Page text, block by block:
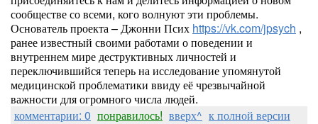
сообществе со всеми, кого волнуют эти проблемы.
Основатель проекта – Джонни Псих https://vk.com/jpsych ,
ранее известный своими работами о поведении и
внутреннем мире деструктивных личностей и
переключившийся теперь на исследование упомянутой
медицинской проблематики ввиду её чрезвычайной
важности для огромного числа людей.
комментарии: 0 понравилось! вверх^ к полной версии